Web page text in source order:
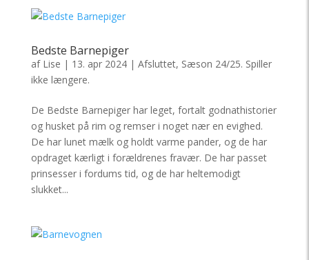
Bedste Barnepiger
af Lise | 13. apr 2024| Afsluttet, Sæson 24/25. Spiller
ikke længere.
De Bedste Barnepiger har leget, fortalt godnathistorier
og husket på rim og remser i noget nær en evighed.
De har lunet mælk og holdt varme pander, og de har
opdraget kærligt i forældrenes fravær. De har passet
prinsesser i fordums tid, og de har heltemodigt
slukket...